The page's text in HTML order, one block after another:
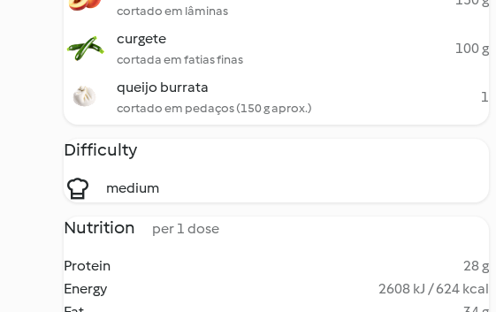
cortado em lâminas
curgete
cortada em fatias finas
100 g
queijo burrata
cortado em pedaços (150 g aprox.)
1
Difficulty
medium
Nutrition per 1 dose
Protein
28 g
Energy
2608 kJ / 624 kcal